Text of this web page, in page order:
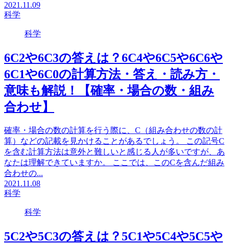
2021.11.09
科学
科学
6C2や6C3の答えは？6C4や6C5や6C6や
6C1や6C0の計算方法・答え・読み方・
意味も解説！【確率・場合の数・組み
合わせ】
確率・場合の数の計算を行う際に、C（組み合わせの数の計
算）などの記載を見かけることがあるでしょう。 この記号C
を含む計算方法は意外と難しいと感じる人が多いですが、あ
なたは理解できていますか。 ここでは、このCを含んだ組み
合わせの...
2021.11.08
科学
科学
5C2や5C3の答えは？5C1や5C4や5C5や